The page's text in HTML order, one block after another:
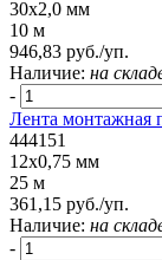
30x2,0 мм
10 м
946,83 руб./уп.
Наличие: на
-
Лента монтажная
444151
12x0,75 мм
25 м
361,15 руб./уп.
Наличие: на
-